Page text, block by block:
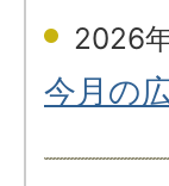
2026
今月の